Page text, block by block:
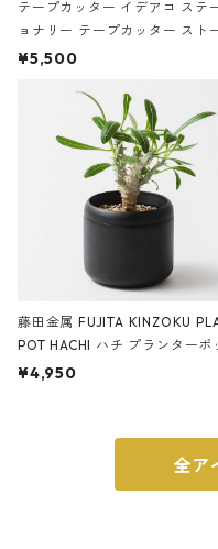
テープカッター イデアコ ステ
ョナリー テープカッター スト
サンドカラー 石調 ideaco
¥5,500
藤田金属 FUJITA KINZOKU
POT HACHI ハチ プランターポ
ト 3号 ブラック
¥4,950
全ア